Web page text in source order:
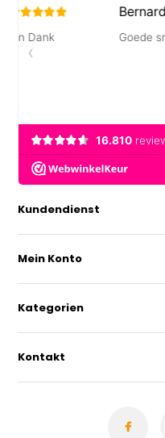
Kundendienst
Mein Konto
Kategorien
Kontakt